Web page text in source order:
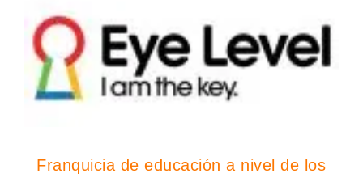
Franquicia de educación a nivel de los